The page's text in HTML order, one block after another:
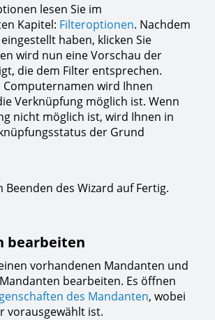
lesen Sie im
Kapitel: Filteroptionen. Nachdem
haben, klicken Sie
wird nun eine Vorschau der
die dem Filter entsprechen.
Computernamen wird Ihnen
Verknüpfung möglich ist. Wenn
nicht möglich ist, wird Ihnen in
der Grund
Beenden des Wizard auf Fertig.
bearbeiten
vorhandenen Mandanten und
bearbeiten. Es öffnen
des Mandanten, wobei
vorausgewählt ist.